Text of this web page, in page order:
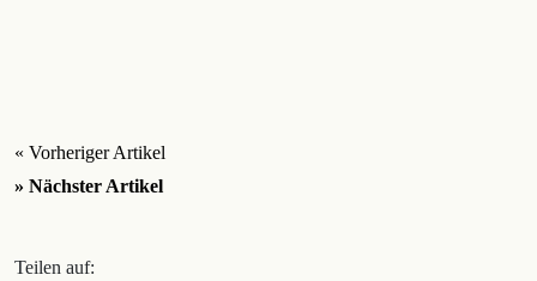
« Vorheriger Artikel
» Nächster Artikel
Teilen auf: